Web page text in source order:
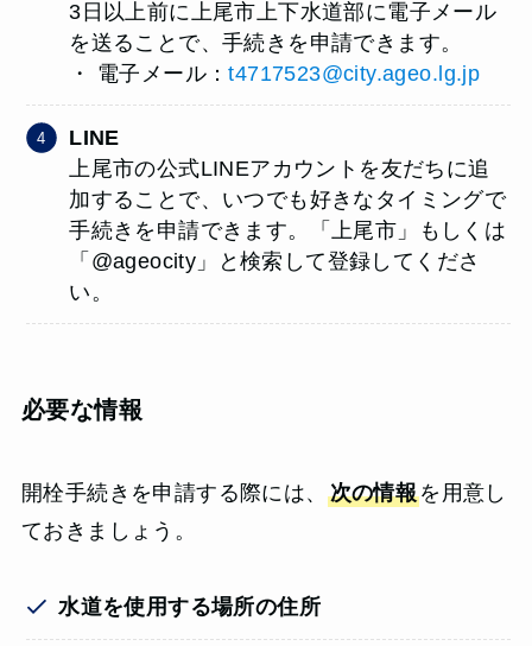
3日以上前に上尾市上下水道部に電子メール
を送ることで、手続きを申請できます。
・ 電子メール：t4717523@city.ageo.lg.jp
LINE
上尾市の公式LINEアカウントを友だちに追
加することで、いつでも好きなタイミングで
手続きを申請できます。「上尾市」もしくは
「@ageocity」と検索して登録してくださ
い。
必要な情報
開栓手続きを申請する際には、 次の情報を用意し
ておきましょう。
水道を使用する場所の住所